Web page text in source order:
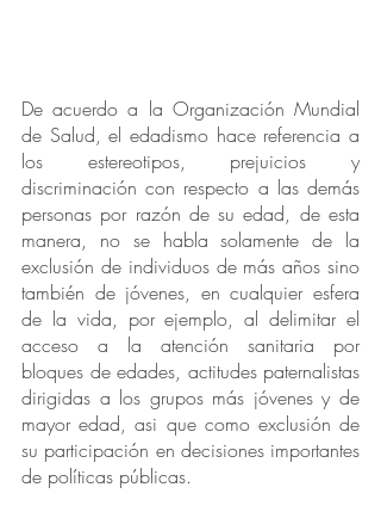
De acuerdo a la Organización Mundial
de Salud, el edadismo hace referencia a
los estereotipos, prejuicios y
discriminación con respecto a las demás
personas por razón de su edad, de esta
manera, no se habla solamente de la
exclusión de individuos de más años sino
también de jóvenes, en cualquier esfera
de la vida, por ejemplo, al delimitar el
acceso a la atención sanitaria por
bloques de edades, actitudes paternalistas
dirigidas a los grupos más jóvenes y de
mayor edad, asi que como exclusión de
su participación en decisiones importantes
de políticas públicas.